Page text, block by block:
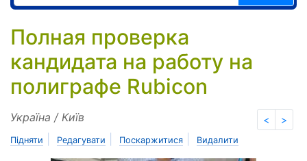
Полная проверка
кандидата на работу на
полиграфе Rubicon
< >
Україна / Київ
Підняти Редагувати Поскаржитися Видалити